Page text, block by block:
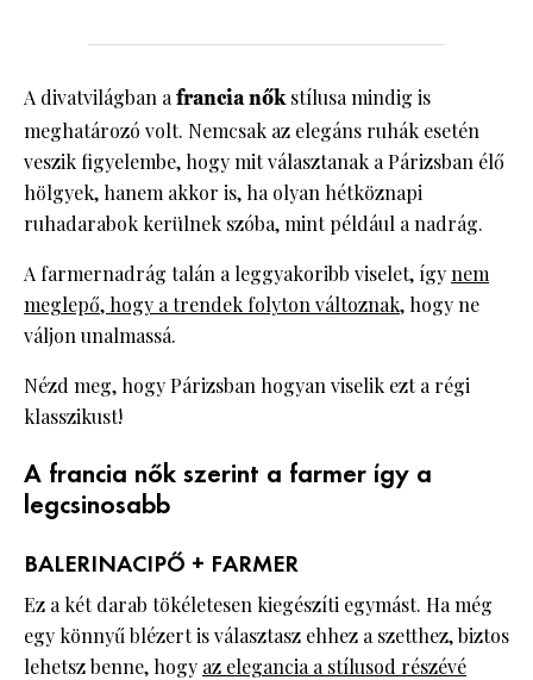
A divatvilágban afrancia nőkstílusa mindig is
meghatározó volt. Nemcsak az elegáns ruhák esetén
veszik figyelembe, hogy mit választanak a Párizsban élő
hölgyek, hanem akkor is, ha olyan hétköznapi
ruhadarabok kerülnek szóba, mint például a nadrág.
A farmernadrág talán a leggyakoribb viselet, ígynem
meglepő, hogy a trendek folyton változnak, hogy ne
váljon unalmassá.
Nézd meg, hogy Párizsban hogyan viselik ezt a régi
klasszikust!
A francia nők szerint a farmer így a
legcsinosabb
BALERINACIPŐ + FARMER
Ez a két darab tökéletesen kiegészíti egymást. Ha még
egy könnyű blézert is választasz ehhez a szetthez, biztos
lehetsz benne, hogy az elegancia a stílusod részévé